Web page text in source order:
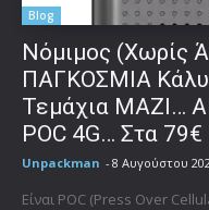
Blog
Νόμιμος (Χωρίς
ΠΑΓΚΟΣΜΙΑ
Τεμάχια ΜΑΖΙ…
POC 4G… Στα
Unpackman - 8 Αυγούστου
Είναι POC (Press Over